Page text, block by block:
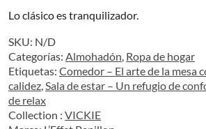
Lo clásico es tranquilizador.
SKU: N/D
Categorías: Almohadón, Ropa de hogar
Etiquetas: Comedor – El arte de la mesa
calidez,Sala de estar – Un refugio de
de relax
Collection : VICKIE